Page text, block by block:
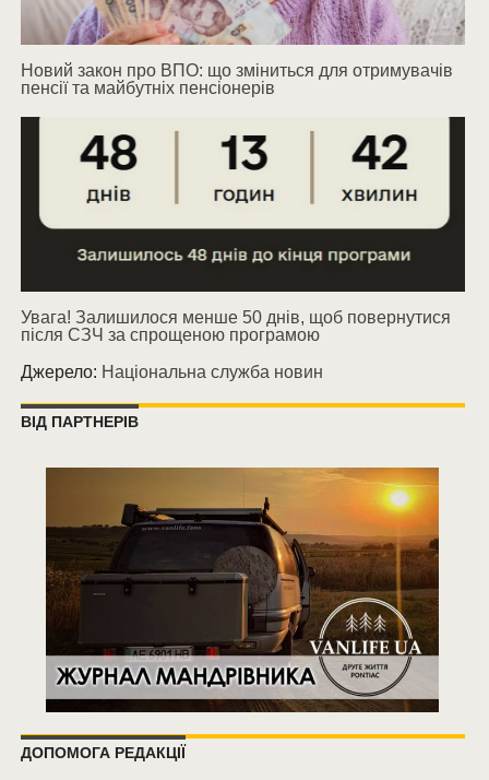
Новий закон про ВПО: що зміниться для отримувачів
пенсії та майбутніх пенсіонерів
Увага! Залишилося менше 50 днів, щоб повернутися
після СЗЧ за спрощеною програмою
Джерело: Національна служба новин
ВІД ПАРТНЕРІВ
ДОПОМОГА РЕДАКЦІЇ